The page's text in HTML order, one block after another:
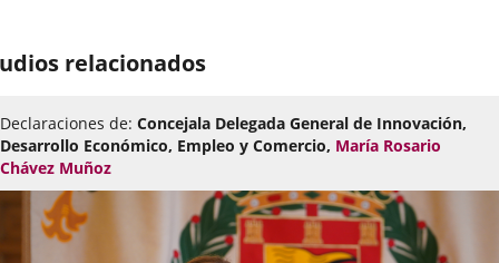
relacionados
Declaraciones de: Concejala Delegada General de Innovación,
Desarrollo Económico, Empleo y Comercio, María Rosario
Chávez Muñoz